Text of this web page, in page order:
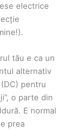
electrice
tău e ca un
alternativ
pentru
o parte din
E normal
prea